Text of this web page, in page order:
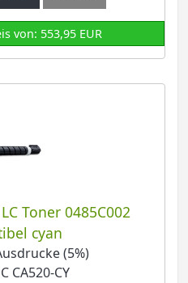
von: 553,95 EUR
Toner 0485C002
cyan
(5%)
CA520-CY